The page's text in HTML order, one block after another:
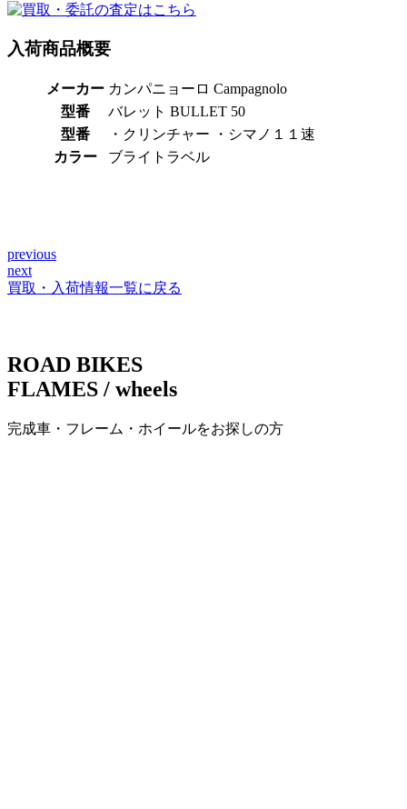
入荷商品概要
メーカー カンパニョーロ Campagnolo
型番
バレット BULLET 50
型番
・クリンチャー ・シマノ１１速
カラー
ブライトラベル
投
稿
ゲ
シ
previous
next
買取・入荷情報一覧に戻る
ROAD BIKES
FLAMES / wheels
完成車・フレーム・ホイールをお探しの方